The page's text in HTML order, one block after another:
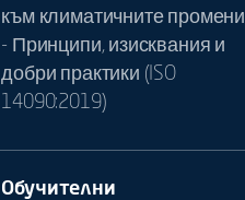
към климатичните промени
- Принципи, изисквания и
добри практики (ISO
14090:2019)
Обучителни